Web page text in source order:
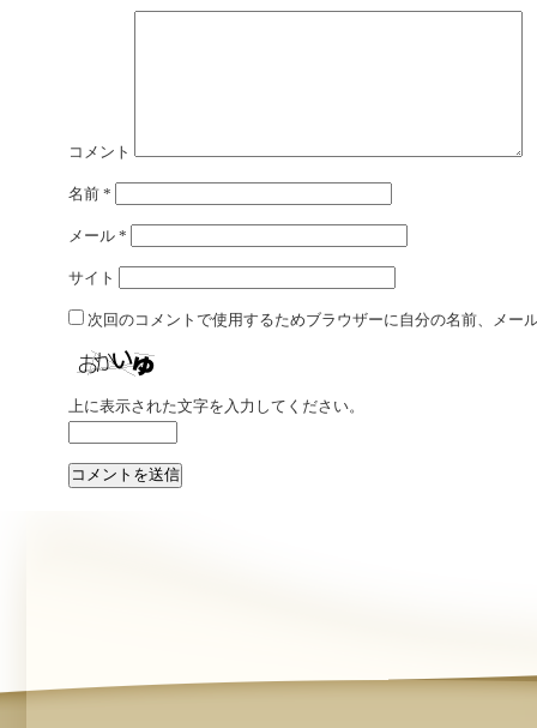
コメント
名前 *
メール *
サイト
次回のコメントで使用するためブラウザーに自分の名前、メー
上に表示された文字を入力してください。